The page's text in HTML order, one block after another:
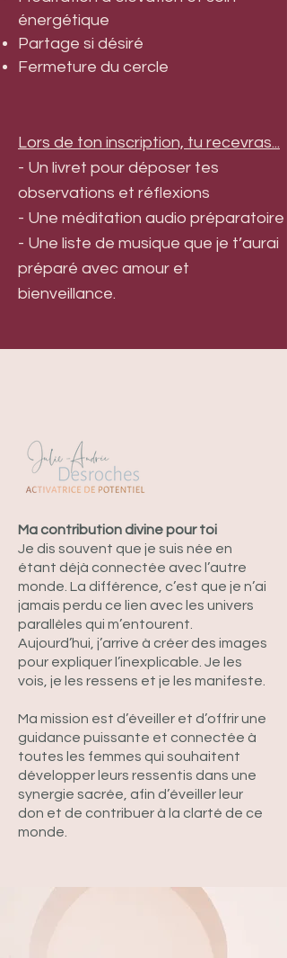
énergétique
Partage si désiré
Fermeture du cercle
Lors de ton inscription, tu recevras...
- Un livret pour déposer tes
observations et réflexions
- Une méditation audio préparatoire
- Une liste de musique que je t’aurai
préparé avec amour et
bienveillance.
Ma contribution divine pour toi
Je dis souvent que je suis née en
étant déjà connectée avec l’autre
monde. La différence, c’est que je n’ai
jamais perdu ce lien avec les univers
parallèles qui m’entourent.
Aujourd’hui, j’arrive à créer des images
pour expliquer l’inexplicable. Je les
vois, je les ressens et je les manifeste.
Ma mission est d’éveiller et d’offrir une
guidance puissante et connectée à
toutes les femmes qui souhaitent
développer leurs ressentis dans une
synergie sacrée, afin d’éveiller leur
don et de contribuer à la clarté de ce
monde.